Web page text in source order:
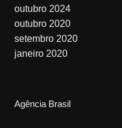
outubro 2024
outubro 2020
setembro 2020
janeiro 2020
Agência Brasil